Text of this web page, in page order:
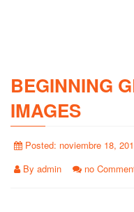
BEGINNING
IMAGES
Posted: noviembre 18,
By admin no